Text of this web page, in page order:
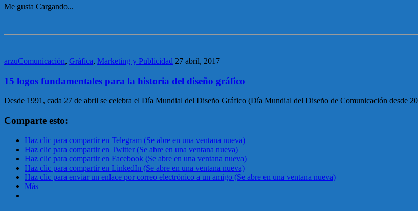
Me gusta Cargando...
arzuComunicación, Gráfica, Marketing y Publicidad 27 abril, 2017
15 logos fundamentales para la historia del diseño gráfico
Desde 1991, cada 27 de abril se celebra el Día Mundial del Diseño Gráfico (Día Mundial del Diseño de Comunicación desde
Comparte esto:
Haz clic para compartir en Telegram (Se abre en una ventana nueva)
Haz clic para compartir en Twitter (Se abre en una ventana nueva)
Haz clic para compartir en Facebook (Se abre en una ventana nueva)
Haz clic para compartir en LinkedIn (Se abre en una ventana nueva)
Haz clic para enviar un enlace por correo electrónico a un amigo (Se abre en una ventana nueva)
Más